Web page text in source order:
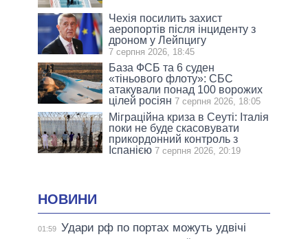
Чехія посилить захист
аеропортів після інциденту з
дроном у Лейпцигу
7 серпня 2026, 18:45
База ФСБ та 6 суден
«тіньового флоту»: СБС
атакували понад 100 ворожих
цілей росіян 7 серпня 2026, 18:05
Міграційна криза в Сеуті: Італія
поки не буде скасовувати
прикордонний контроль з
Іспанією 7 серпня 2026, 20:19
НОВИНИ
01:59 Удари рф по портах можуть удвічі